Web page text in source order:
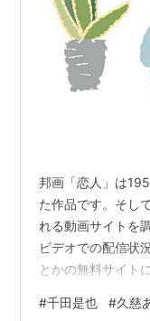
邦画「恋人」は
た作品です。そし
れる動画サイトを
ビデオでの配信状
とかの無料サイト
クも載せています
#千田是也 #久慈